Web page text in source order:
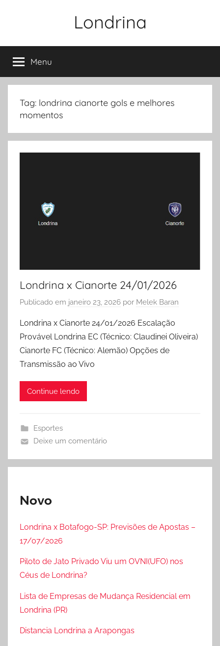
conteúdo
Londrina
Menu
Tag: londrina cianorte gols e melhores
momentos
Londrina x Cianorte 24/01/2026
Publicado em janeiro 23, 2026 por Melek Baran
Londrina x Cianorte 24/01/2026 Escalação
Provável Londrina EC (Técnico: Claudinei Oliveira)
Cianorte FC (Técnico: Alemão) Opções de
Transmissão ao Vivo
Continue lendo
Esportes
Deixe um comentário
Novo
Londrina x Botafogo-SP: Previsões de Apostas –
17/07/2026
Piloto de Jato Privado Viu um OVNI(UFO) nos
Céus de Londrina?
Lista de Empresas de Mudança Residencial em
Londrina (PR)
Distancia Londrina a Arapongas